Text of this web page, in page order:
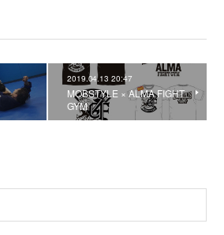
2019.04.13 20:47
MOBSTYLE × ALMA FIGHT
GYM